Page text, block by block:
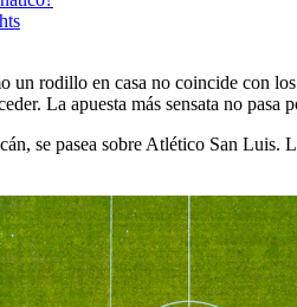
rodillo en casa no coincide con
La apuesta más sensata no pasa
se pasea sobre Atlético San